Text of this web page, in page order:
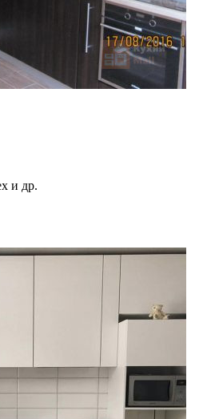
и др.